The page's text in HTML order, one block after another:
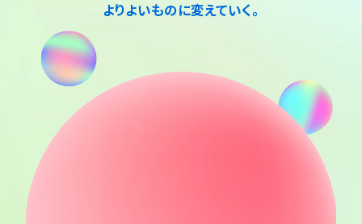
よりよいものに変えていく。